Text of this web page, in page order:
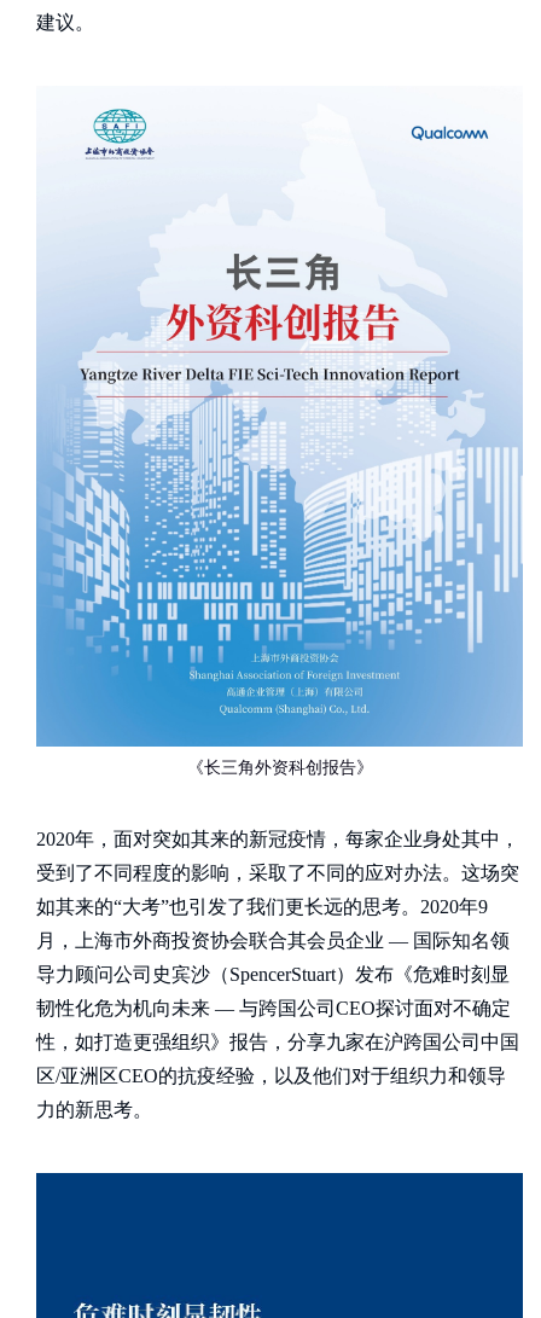
建议。
《长三角外资科创报告》
2020年，面对突如其来的新冠疫情，每家企业身处其中，
受到了不同程度的影响，采取了不同的应对办法。这场突
如其来的“大考”也引发了我们更长远的思考。2020年9
月，上海市外商投资协会联合其会员企业 — 国际知名领
导力顾问公司史宾沙（SpencerStuart）发布《危难时刻显
韧性化危为机向未来 — 与跨国公司CEO探讨面对不确定
性，如打造更强组织》报告，分享九家在沪跨国公司中国
区/亚洲区CEO的抗疫经验，以及他们对于组织力和领导
力的新思考。